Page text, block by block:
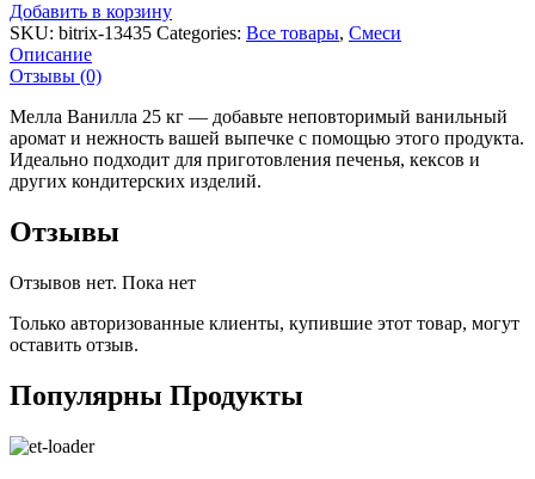
Добавить в корзину
SKU: bitrix-13435 Categories: Все товары, Смеси
Описание
Отзывы (0)
Мелла Ванилла 25 кг — добавьте неповторимый ванильный
аромат и нежность вашей выпечке с помощью этого продукта.
Идеально подходит для приготовления печенья, кексов и
других кондитерских изделий.
Отзывы
Отзывов нет. Пока нет
Только авторизованные клиенты, купившие этот товар, могут
оставить отзыв.
Популярны Продукты